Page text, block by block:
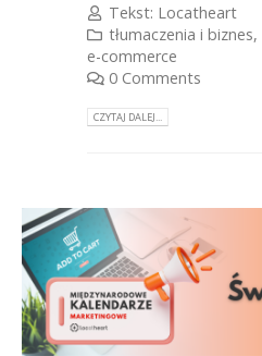
Tekst: Locatheart
tłumaczenia i biznes,
e-commerce
0 Comments
CZYTAJ DALEJ...